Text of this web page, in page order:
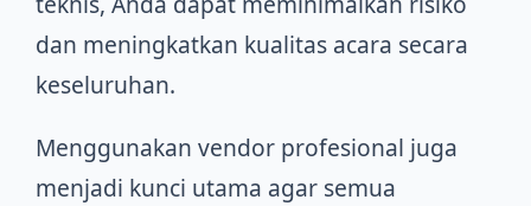
dan meningkatkan kualitas acara secara
keseluruhan.
Menggunakan vendor profesional juga
menjadi kunci utama agar semua